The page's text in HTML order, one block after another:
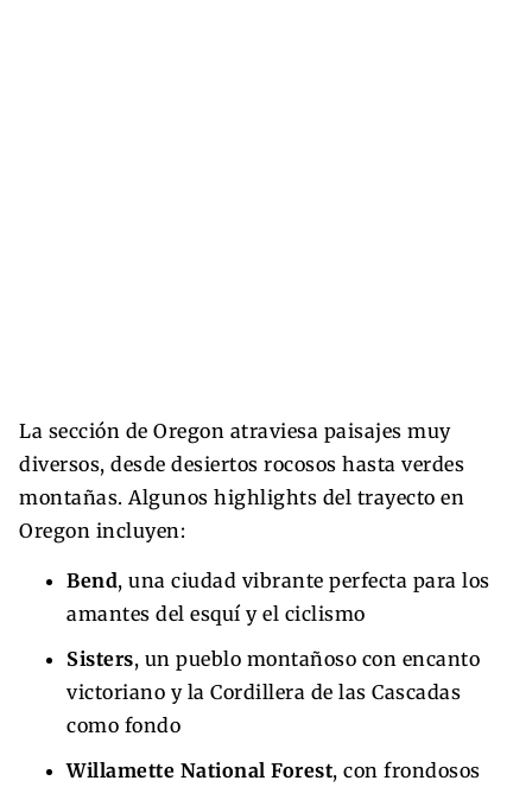
La sección de Oregon atraviesa paisajes muy
diversos, desde desiertos rocosos hasta verdes
montañas. Algunos highlights del trayecto en
Oregon incluyen:
Bend, una ciudad vibrante perfecta para los
amantes del esquí y el ciclismo
Sisters, un pueblo montañoso con encanto
victoriano y la Cordillera de las Cascadas
como fondo
Willamette National Forest, con frondosos